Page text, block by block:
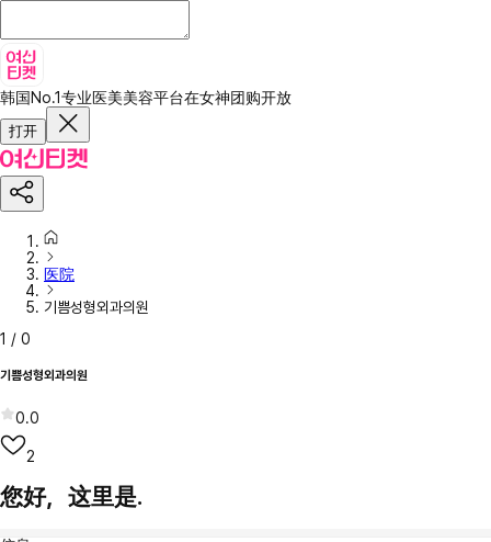
韩国No.1专业医美美容平台在女神团购开放
打开
医院
기쁨성형외과의원
1 / 0
기쁨성형외과의원
0.0
2
您好，这里是.